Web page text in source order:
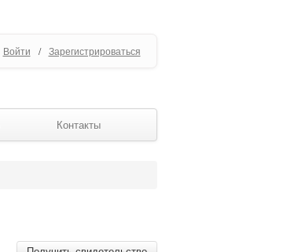
Войти / Зарегистрироваться
Контакты